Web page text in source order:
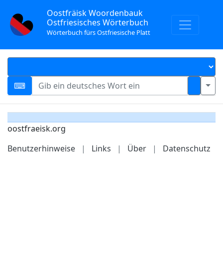
Oostfräisk Woordenbauk
Ostfriesisches Wörterbuch
Wörterbuch fürs Ostfriesische Platt
oostfraeisk.org
Benutzerhinweise
| Links | Über | Datenschutz